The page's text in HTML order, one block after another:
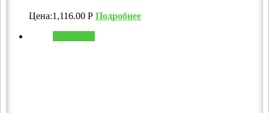
Цена:1,116.00 Р Подробнее